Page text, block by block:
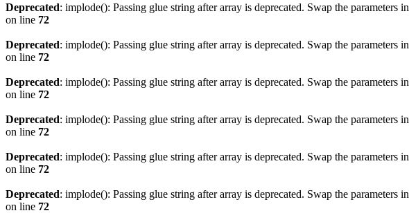
Deprecated: implode(): Passing glue string after array is deprecated. Swap the parameters in
on line 72
Deprecated: implode(): Passing glue string after array is deprecated. Swap the parameters in
on line 72
Deprecated: implode(): Passing glue string after array is deprecated. Swap the parameters in
on line 72
Deprecated: implode(): Passing glue string after array is deprecated. Swap the parameters in
on line 72
Deprecated: implode(): Passing glue string after array is deprecated. Swap the parameters in
on line 72
Deprecated: implode(): Passing glue string after array is deprecated. Swap the parameters in
on line 72